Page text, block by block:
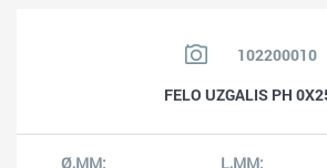
102200010
FELO UZGALIS PH